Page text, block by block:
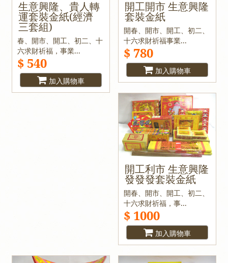
生意興隆、貴人轉
運套裝金紙(經濟
三套組)
春、開市、開工、初二、十
六求財祈福，事業...
$ 540
加入購物車
開工開市 生意興隆
套裝金紙
開春、開市、開工、初二、
十六求財祈福事業...
$ 780
加入購物車
開工利市 生意興隆
發發發套裝金紙
開春、開市、開工、初二、
十六求財祈福，事...
$ 1000
加入購物車